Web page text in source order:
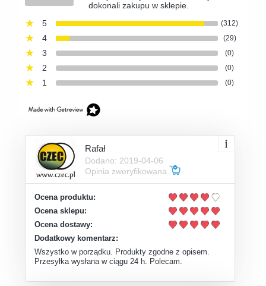
dokonali zakupu w sklepie.
5
(312)
4 (29)
3 (0)
2 (0)
1 (0)
Rafał
Dodano: 2019-04-06
Opinia zweryfikowana
Ocena produktu:
Ocena sklepu:
Ocena dostawy:
Dodatkowy komentarz:
Wszystko w porządku. Produkty zgodne z opisem.
Przesyłka wysłana w ciągu 24 h. Polecam.